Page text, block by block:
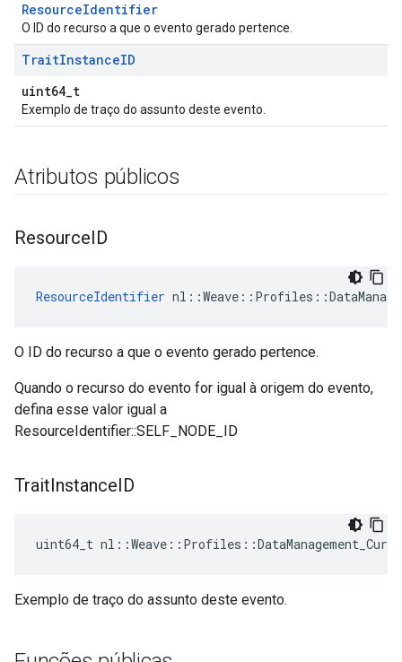
ResourceIdentifier
O ID do recurso a que o evento gerado pertence.
TraitInstanceID
uint64_t
Exemplo de traço do assunto deste evento.
Atributos públicos
ResourceID
ResourceIdentifier
O ID do recurso a que o evento gerado pertence.
Quando o recurso do evento for igual à origem do evento,
defina esse valor igual a
ResourceIdentifier::SELF_NODE_ID
TraitInstanceID
uint64_t
Exemplo de traço do assunto deste evento.